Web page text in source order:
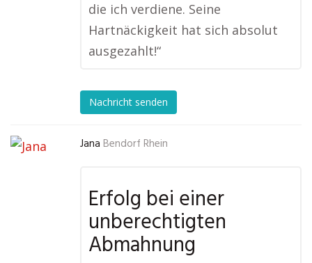
die ich verdiene. Seine
Hartnäckigkeit hat sich absolut
ausgezahlt!“
Nachricht senden
Jana Bendorf Rhein
Erfolg bei einer
unberechtigten
Abmahnung